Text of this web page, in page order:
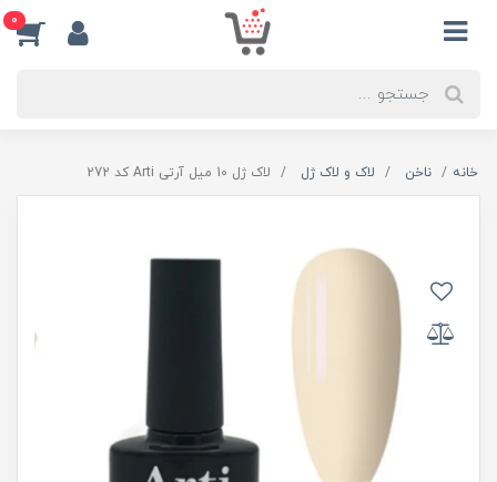
0
خانه ناخن لاک و لاک ژل لاک ژل 10 میل آرتی Arti کد 272